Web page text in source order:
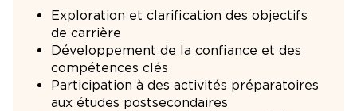
Exploration et clarification des objectifs
de carrière
Développement de la confiance et des
compétences clés
Participation à des activités préparatoires
aux études postsecondaires